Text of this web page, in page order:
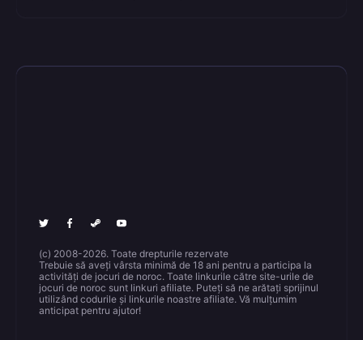
(c) 2008-2026. Toate drepturile rezervate
Trebuie să aveți vârsta minimă de 18 ani pentru a participa la
activități de jocuri de noroc. Toate linkurile către site-urile de
jocuri de noroc sunt linkuri afiliate. Puteți să ne arătați sprijinul
utilizând codurile și linkurile noastre afiliate. Vă mulțumim
anticipat pentru ajutor!